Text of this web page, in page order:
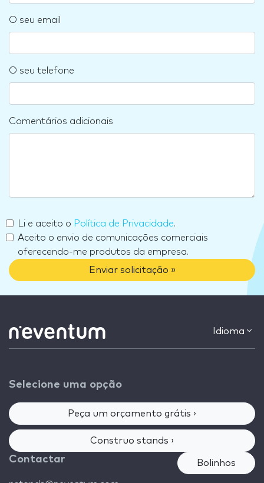
O seu email
O seu telefone
Comentários adicionais
Li e aceito o Política de Privacidade.
Aceito o envio de comunicações comerciais
oferecendo-me produtos da empresa.
Enviar solicitação »
Idioma
Selecione uma opção
Peça um orçamento grátis ›
Construo stands ›
Contactar Bolinhos